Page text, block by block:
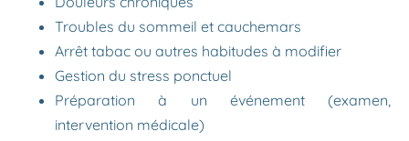
Troubles du sommeil et cauchemars
Arrêt tabac ou autres habitudes à modifier
Gestion du stress ponctuel
Préparation à un événement (examen,
intervention médicale)